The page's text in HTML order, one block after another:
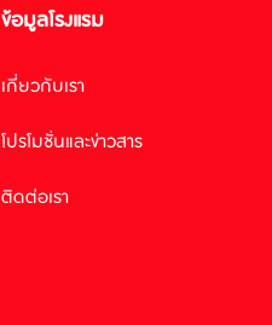
ข้อมูลโรงแรม
เกี่ยวกับเรา
โปรโมชั่นและข่าวสาร
ติดต่อเรา